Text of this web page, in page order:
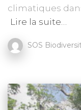
climatiques
Lire la suite…
SOS